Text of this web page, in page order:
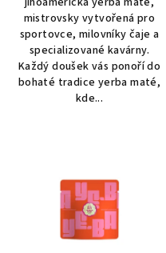
mistrovsky vytvořená pro
sportovce, milovníky čaje a
specializované kavárny.
Každý doušek vás ponoří do
bohaté tradice yerba maté,
kde...